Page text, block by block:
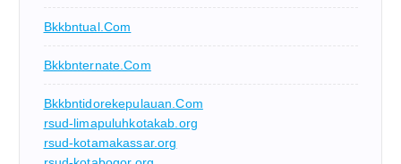
Bkkbntual.com
Bkkbnternate.com
Bkkbntidorekepulauan.com
rsud-limapuluhkotakab.org
rsud-kotamakassar.org